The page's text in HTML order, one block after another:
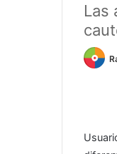
Las